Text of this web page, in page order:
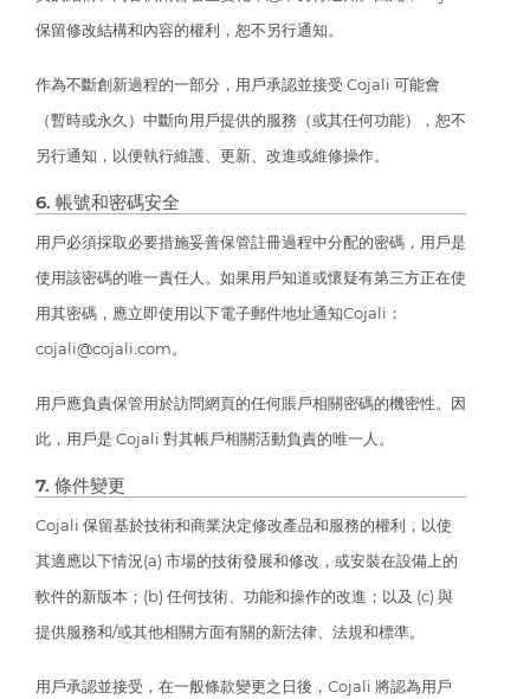
保留修改結構和內容的權利，恕不另行通知。
作為不斷創新過程的一部分，用戶承認並接受 Cojali 可能會
（暫時或永久）中斷向用戶提供的服務（或其任何功能），恕不
另行通知，以便執行維護、更新、改進或維修操作。
6. 帳號和密碼安全
用戶必須採取必要措施妥善保管註冊過程中分配的密碼，用戶是
使用該密碼的唯一責任人。如果用戶知道或懷疑有第三方正在使
用其密碼，應立即使用以下電子郵件地址通知Cojali：
cojali@cojali.com。
用戶應負責保管用於訪問網頁的任何賬戶相關密碼的機密性。因
此，用戶是 Cojali 對其帳戶相關活動負責的唯一人。
7. 條件變更
Cojali 保留基於技術和商業決定修改產品和服務的權利，以使
其適應以下情況(a) 市場的技術發展和修改，或安裝在設備上的
軟件的新版本；(b) 任何技術、功能和操作的改進；以及 (c) 與
提供服務和/或其他相關方面有關的新法律、法規和標準。
用戶承認並接受，在一般條款變更之日後，Cojali 將認為用戶